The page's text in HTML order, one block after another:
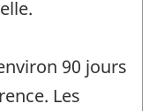
90 jours
Les